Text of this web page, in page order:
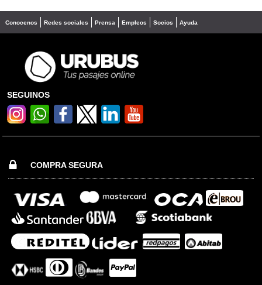
Conocenos Redes sociales Prensa Empleos Socios Ayuda
SEGUINOS
COMPRA SEGURA